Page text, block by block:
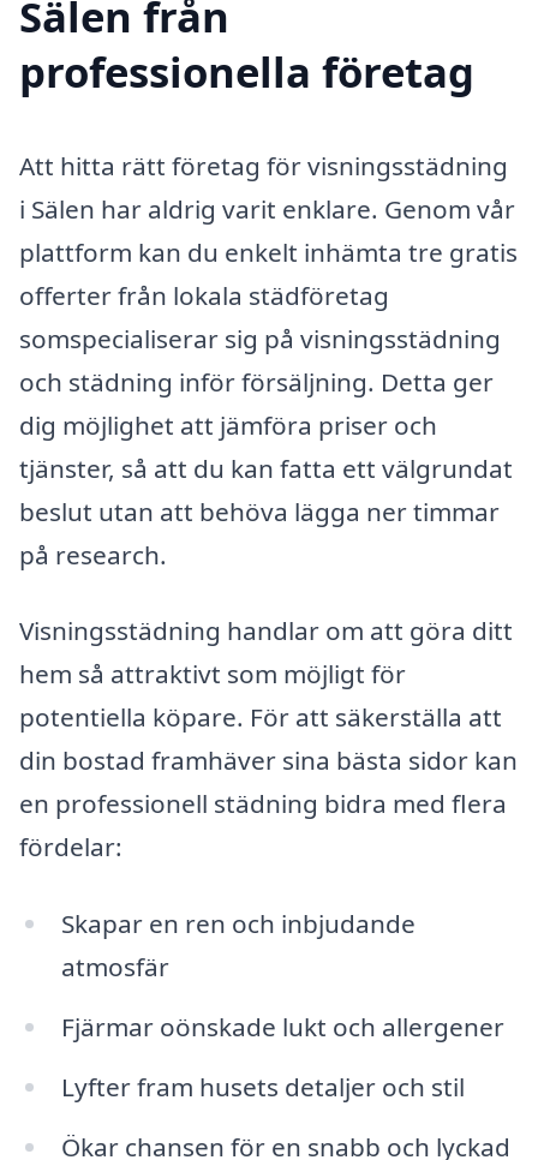
Sälen från
professionella företag
Att hitta rätt företag för visningsstädning
i Sälen har aldrig varit enklare. Genom vår
plattform kan du enkelt inhämta tre gratis
offerter från lokala städföretag
somspecialiserar sig på visningsstädning
och städning inför försäljning. Detta ger
dig möjlighet att jämföra priser och
tjänster, så att du kan fatta ett välgrundat
beslut utan att behöva lägga ner timmar
på research.
Visningsstädning handlar om att göra ditt
hem så attraktivt som möjligt för
potentiella köpare. För att säkerställa att
din bostad framhäver sina bästa sidor kan
en professionell städning bidra med flera
fördelar:
Skapar en ren och inbjudande
atmosfär
Fjärmar oönskade lukt och allergener
Lyfter fram husets detaljer och stil
Ökar chansen för en snabb och lyckad